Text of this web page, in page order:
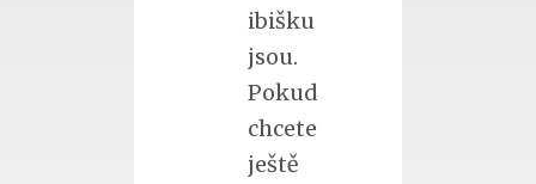
ibišku
jsou.
Pokud
chcete
ještě